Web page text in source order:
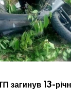
загинув 13-